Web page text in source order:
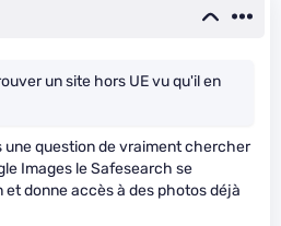
un site hors UE vu qu'il en
une question de vraiment chercher
Images le Safesearch se
donne accès à des photos déjà